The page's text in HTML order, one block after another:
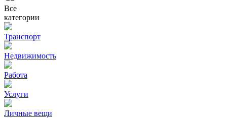
Все
категории
Транспорт
Недвижимость
Работа
Услуги
Личные вещи